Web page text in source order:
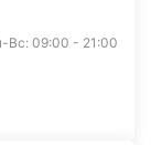
Вс: 09:00 - 21:00